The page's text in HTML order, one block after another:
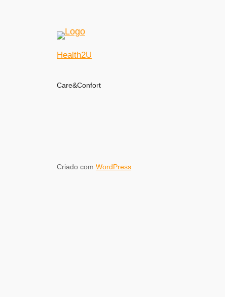
Health2U
Care&Confort
Criado com WordPress